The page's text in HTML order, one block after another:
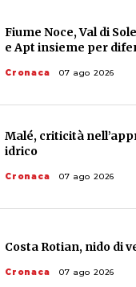
Fiume Noce, Val di
e Apt insieme per
Cronaca 07 ago 2026
Malé, criticità
idrico
Cronaca 07 ago 2026
Costa Rotian, nido di
Cronaca 07 ago 2026